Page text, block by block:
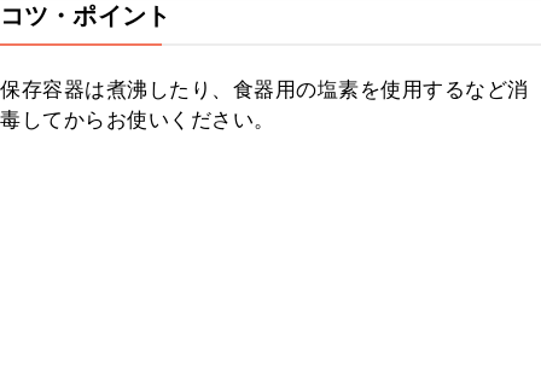
コツ・ポイント
保存容器は煮沸したり、食器用の塩素を使用するなど消
毒してからお使いください。